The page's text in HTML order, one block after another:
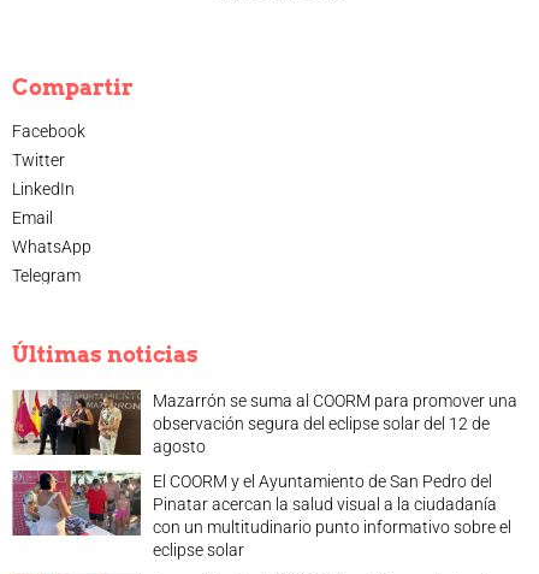
Compartir
Facebook
Twitter
LinkedIn
Email
WhatsApp
Telegram
Últimas noticias
Mazarrón se suma al COORM para promover una
observación segura del eclipse solar del 12 de
agosto
El COORM y el Ayuntamiento de San Pedro del
Pinatar acercan la salud visual a la ciudadanía
con un multitudinario punto informativo sobre el
eclipse solar